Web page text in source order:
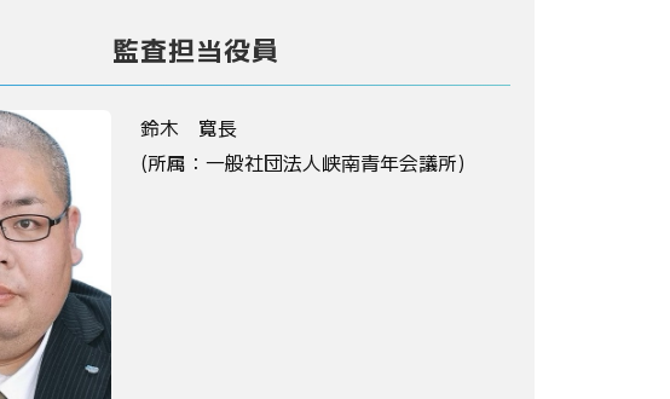
監査担当役員
鈴木 寛長
(所属：一般社団法人峡南青年会議所)